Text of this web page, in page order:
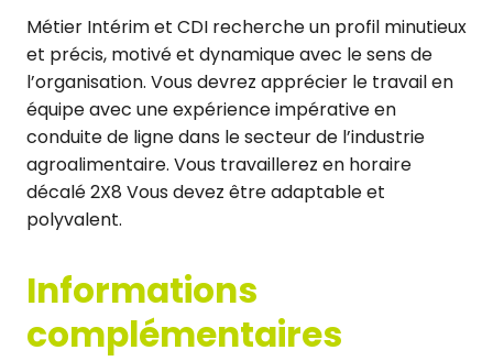
Métier Intérim et CDI recherche un profil minutieux
et précis, motivé et dynamique avec le sens de
l’organisation. Vous devrez apprécier le travail en
équipe avec une expérience impérative en
conduite de ligne dans le secteur de l’industrie
agroalimentaire. Vous travaillerez en horaire
décalé 2X8 Vous devez être adaptable et
polyvalent.
Informations
complémentaires